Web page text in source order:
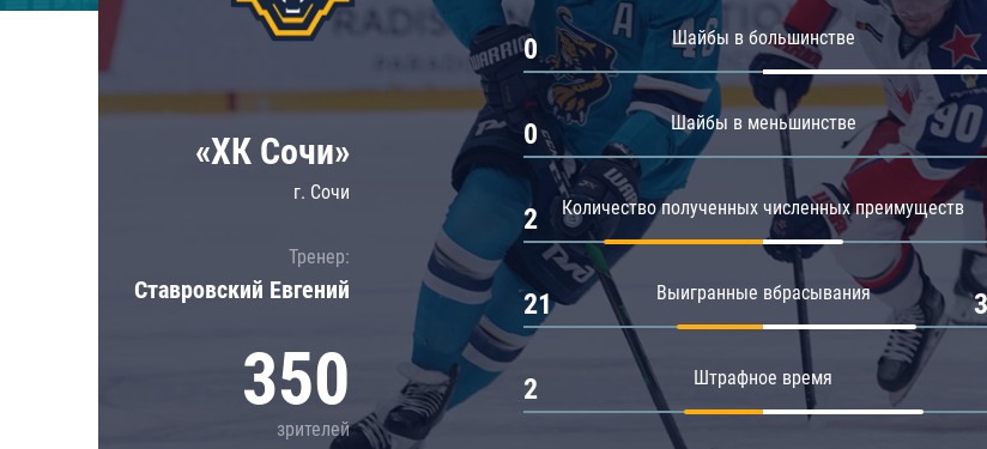
Локомотив
ЦСКА
Шанхайские Драконы
Амур
Барыс
Салават Юлаев
«ХК Сочи»
г. Сочи
Тренер:
Ставровский Евгений
350
зрителей
Шайбы в большинстве
0
Шайбы в меньшинстве
0
Количество полученных численных преимуществ
2
Выигранные вбрасывания
21
Штрафное время
2